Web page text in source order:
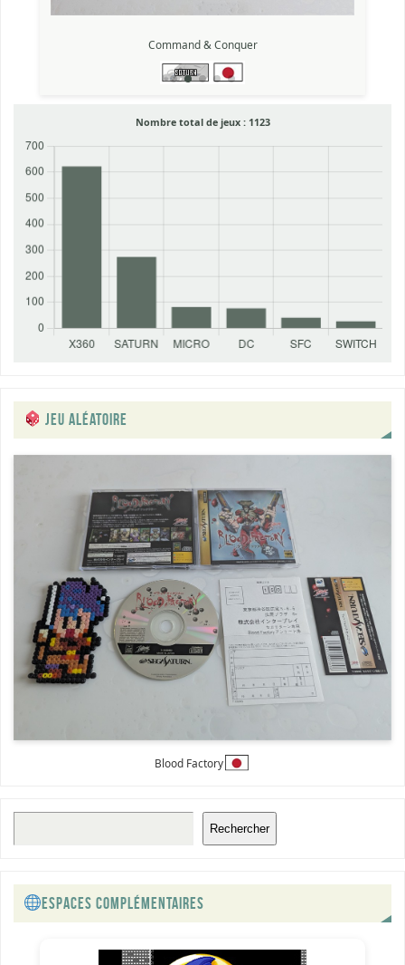
Friends ~Seishun no Kagayaki~
Nombre total de jeux :1123
JEU ALÉATOIRE
Blood Factory
Rechercher
ESPACES COMPLÉMENTAIRES